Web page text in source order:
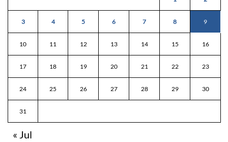
3 4 5 6 7 8 9
10 11 12 13 14 15 16
17 18 19 20 21 22 23
24 25 26 27 28 29 30
31
« Jul